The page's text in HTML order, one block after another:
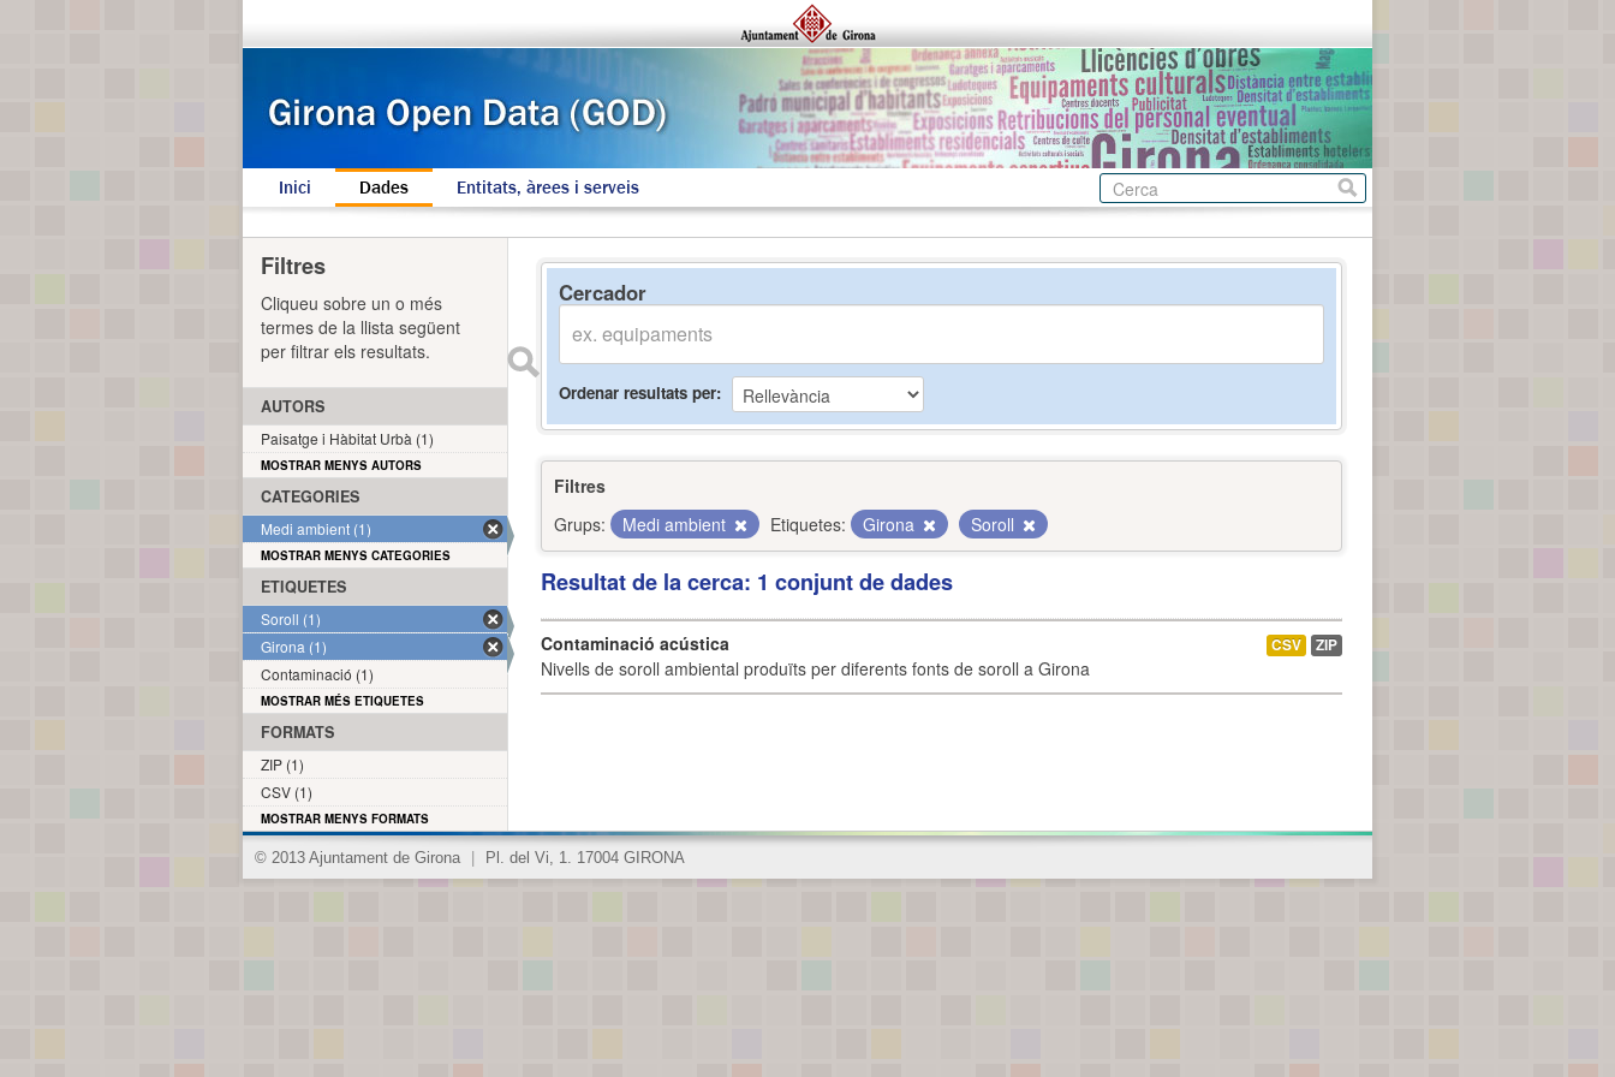
Inici Dades Entitats, àrees i serveis
Cercador
Ordenar resultats per
Filtres
Grups:
Medi ambient Etiquetes: Girona Soroll
Resultat de la cerca: 1 conjunt de dades
Contaminació acústica
Nivells de soroll ambiental produïts per diferents fonts de soroll a Girona
CSV ZIP
Filtres
Cliqueu sobre un o més
termes de la llista següent
per filtrar els resultats.
AUTORS
Paisatge i Hàbitat Urbà (1)
MOSTRAR MENYS AUTORS
CATEGORIES
Medi ambient (1)
MOSTRAR MENYS CATEGORIES
ETIQUETES
Soroll (1)
Girona (1)
Contaminació (1)
MOSTRAR MÉS ETIQUETES
FORMATS
ZIP (1)
CSV (1)
MOSTRAR MENYS FORMATS
© 2013 Ajuntament de Girona Pl. del Vi, 1. 17004 GIRONA